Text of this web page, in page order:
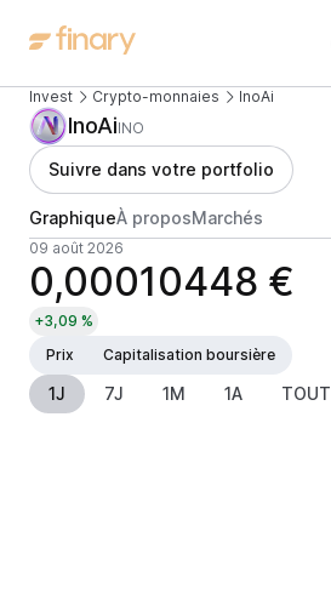
Invest Crypto-monnaies InoAi
InoAiINO
Suivre dans votre portfolio
GraphiqueÀ proposMarchés
09 août 2026
0,00010448 €
+3,09 %
Prix
Capitalisation boursière
1J 7J 1M 1A TOUT